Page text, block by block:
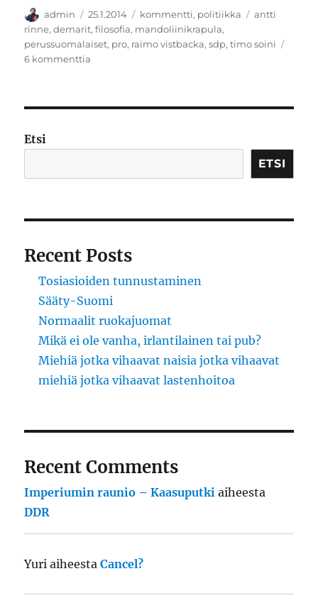
Kirjoittaja
admin Julkaistu
25.1.2014 Kategoriat
kommentti, politiikka Avainsanat
antti
rinne,demarit,filosofia, mandoliinikrapula,
perussuomalaiset, pro, raimo vistbacka,sdp,timo soini
6 kommenttia
Etsi
ETSI
Recent Posts
Tosiasioiden tunnustaminen
Sääty-Suomi
Normaalit ruokajuomat
Mikä ei ole vanha, irlantilainen tai pub?
Miehiä jotka vihaavat naisia jotka vihaavat
miehiä jotka vihaavat lastenhoitoa
Recent Comments
Imperiumin raunio – Kaasuputki aiheesta
DDR
Yuri aiheestaCancel?